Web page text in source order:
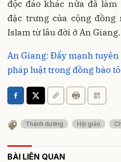
độc đáo khác nữa đã
đặc trưng của cộng đồng
Islam từ lâu đời ở An Giang.
An Giang: Đẩy mạnh
pháp luật trong đồng bào
Thánh đường Hội giáo
BÀI LIÊN QUAN